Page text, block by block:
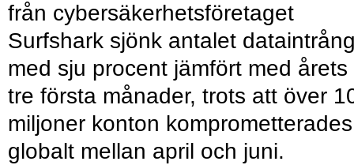
från cybersäkerhetsföretaget
Surfshark sjönk antalet
med sju procent jämfört med årets
tre första månader, trots att över
miljoner konton komprometterades
globalt mellan april och juni.